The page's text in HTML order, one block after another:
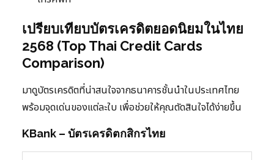
เปรียบเทียบบัตรเครดิตยอดนิยมในไทย
2568 (Top Thai Credit Cards
Comparison)
มาดูบัตรเครดิตที่น่าสนใจจากธนาคารชั้นนำในประเทศไทย
พร้อมจุดเด่นของแต่ละใบ เพื่อช่วยให้คุณตัดสินใจได้ง่ายขึ้น
KBank – บัตรเครดิตกสิกรไทย